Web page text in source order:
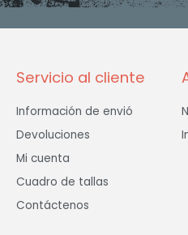
o r
Servicio al cliente
Información de envió
Devoluciones
Mi cuenta
Cuadro de tallas
Contáctenos